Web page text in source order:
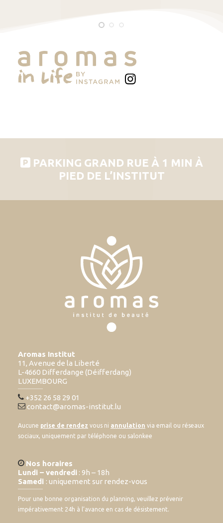
PARKING GRAND RUE À 1 MIN À
PIED DE L’INSTITUT
Aromas Institut
11, Avenue de la Liberté
L-4660 Differdange (Déifferdang)
LUXEMBOURG
+352 26 58 29 01
contact@aromas-institut.lu
Aucune prise de rendez vous ni annulation via email ou réseaux
sociaux, uniquement par téléphone ou salonkee
Nos horaires
Lundi – vendredi : 9h – 18h
Samedi : uniquement sur rendez-vous
Pour une bonne organisation du planning, veuillez prévenir
impérativement 24h à l’avance en cas de désistement.